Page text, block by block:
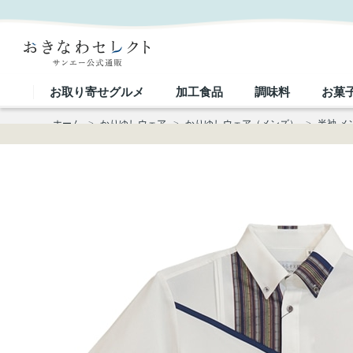
お取り寄せグルメ 加工食品 調味料 お菓
ホーム > かりゆしウェア > かりゆしウェア（メンズ） > 半袖 メ